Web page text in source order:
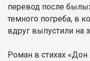
перевод после
темного погреба, в
вдруг выпустили на
Роман в стихах «Дон